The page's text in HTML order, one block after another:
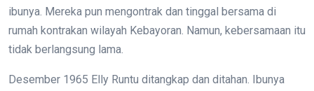
ibunya. Mereka pun mengontrak dan tinggal bersama di
rumah kontrakan wilayah Kebayoran. Namun, kebersamaan itu
tidak berlangsung lama.
Desember 1965 Elly Runtu ditangkap dan ditahan. Ibunya